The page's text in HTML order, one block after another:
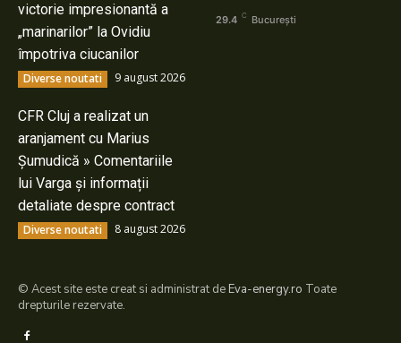
victorie impresionantă a
„marinarilor” la Ovidiu
împotriva ciucanilor
Diverse noutati 9 august 2026
CFR Cluj a realizat un
aranjament cu Marius
Șumudică » Comentariile
lui Varga și informații
detaliate despre contract
Diverse noutati 8 august 2026
29.4 C București
© Acest site este creat si administrat deEva-energy.ro Toate
drepturile rezervate.